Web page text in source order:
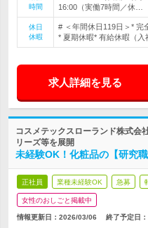
時間
16:00（実働7時間／休…
休日
休暇
# ＜年間休日119日＞* 完
* 夏期休暇* 有給休暇（入
求人詳細を見る
コスメテックスローランド株式会
リーズ等を展開
未経験OK！化粧品の【研究
正社員 業種未経験OK 急募
女性のおしごと掲載中
情報更新日：2026/03/06 終了予定日：